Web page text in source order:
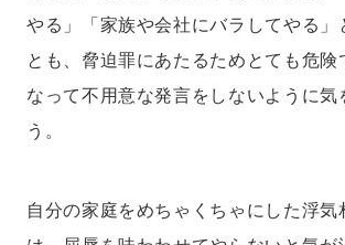
やる」「家族や会社にバラしてやる」
とも、脅迫罪にあたるためとても危険
なって不用意な発言をしないように気
う。
自分の家庭をめちゃくちゃにした浮気